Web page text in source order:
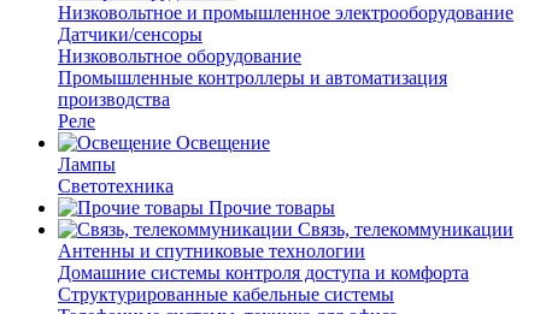
Низковольтное и промышленное электрооборудование
Датчики/сенсоры
Низковольтное оборудование
Промышленные контроллеры и автоматизация
производства
Реле
Освещение
Лампы
Светотехника
Прочие товары
Связь, телекоммуникации
Антенны и спутниковые технологии
Домашние системы контроля доступа и комфорта
Структурированные кабельные системы